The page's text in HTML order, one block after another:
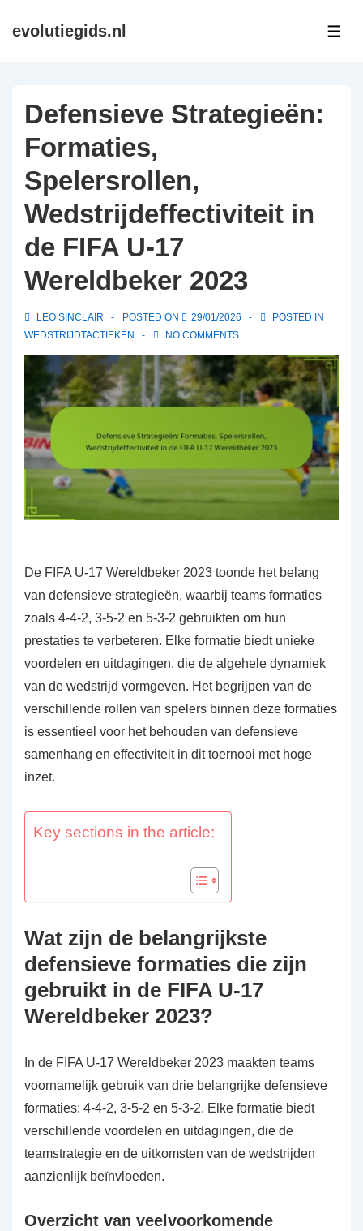
Skipevolutiegids.nl
Defensieve Strategieën:
Formaties,
Spelersrollen,
Wedstrijdeffectiviteit in
de FIFA U-17
Wereldbeker 2023
LEO SINCLAIR POSTED ON 29/01/2026
POSTED IN
WEDSTRIJDTACTIEKEN
NO COMMENTS
De FIFA U-17 Wereldbeker 2023 toonde het belang
van defensieve strategieën, waarbij teams formaties
zoals 4-4-2, 3-5-2 en 5-3-2 gebruikten om hun
prestaties te verbeteren. Elke formatie biedt unieke
voordelen en uitdagingen, die de algehele dynamiek
van de wedstrijd vormgeven. Het begrijpen van de
verschillende rollen van spelers binnen deze formaties
is essentieel voor het behouden van defensieve
samenhang en effectiviteit in dit toernooi met hoge
inzet.
Key sections in the article:
Wat zijn de belangrijkste
defensieve formaties die zijn
gebruikt in de FIFA U-17
Wereldbeker 2023?
In de FIFA U-17 Wereldbeker 2023 maakten teams
voornamelijk gebruik van drie belangrijke defensieve
formaties: 4-4-2, 3-5-2 en 5-3-2. Elke formatie biedt
verschillende voordelen en uitdagingen, die de
teamstrategie en de uitkomsten van de wedstrijden
aanzienlijk beïnvloeden.
Overzicht van veelvoorkomende